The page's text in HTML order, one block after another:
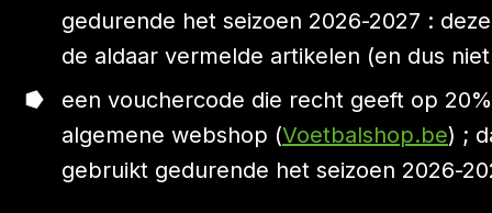
gedurende het seizoen 2026-2027 :
de aldaar vermelde artikelen (en dus
een vouchercode die recht geeft op
algemene webshop (Voetbalshop.be) ;
gebruikt gedurende het seizoen 2026-